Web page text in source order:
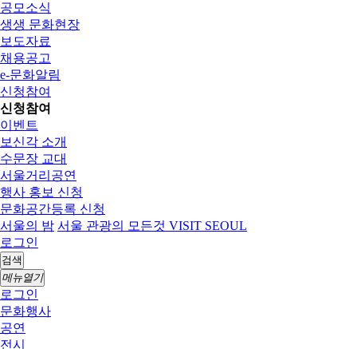
공모소식
생생 문화현장
보도자료
채용공고
e-문화알림
신청참여
신청참여
이벤트
보신각 소개
수문장 교대
서울거리공연
행사 홍보 신청
문화공간등록 신청
서울의 밤 서울 관광의 모든것 VISIT SEOUL
로그인
검색
메뉴열기
로그인
문화행사
공연
전시